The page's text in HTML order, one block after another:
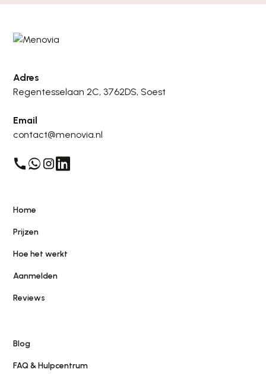
Adres
Regentesselaan 2C, 3762DS, Soest
Email
contact@menovia.nl
Home
Prijzen
Hoe het werkt
Aanmelden
Reviews
Blog
FAQ & Hulpcentrum